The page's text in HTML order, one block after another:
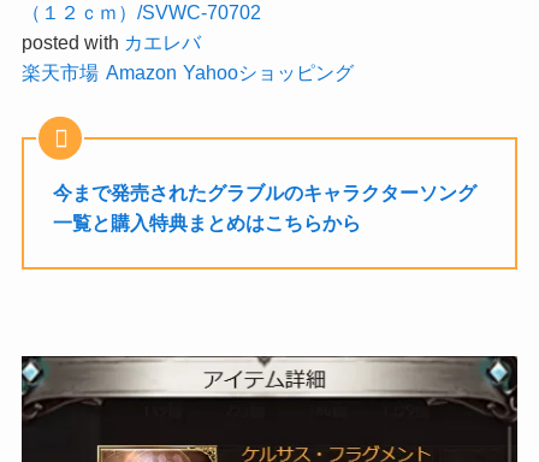
（１２ｃｍ）/SVWC-70702
posted with カエレバ
楽天市場 Amazon Yahooショッピング
今まで発売されたグラブルのキャラクターソング
一覧と購入特典まとめはこちらから